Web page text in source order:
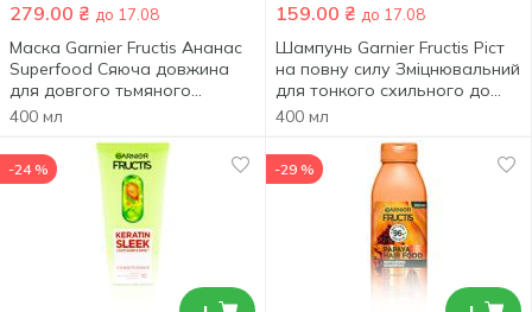
279.00 ₴ до 17.08
Маска Garnier Fructis Ананас
Superfood Сяюча довжина
для довгого тьмяного
волосся 400мл
400 мл
159.00 ₴ до 17.08
Шампунь Garnier Fructis Ріст
на повну силу Зміцнювальний
для тонкого схильного до
випадіння волосся 400мл
400 мл
-24 % -29 %